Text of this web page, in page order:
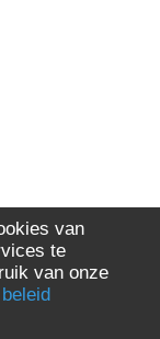
van
te
van onze